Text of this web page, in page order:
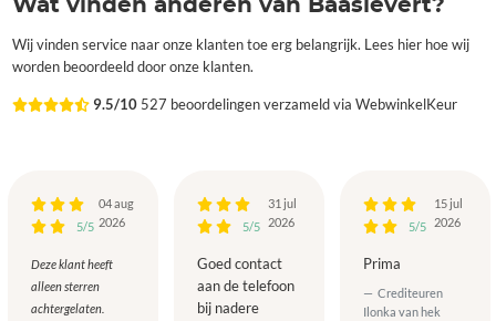
Wat vinden anderen van Baaslevert?
Wij vinden service naar onze klanten toe erg belangrijk. Lees hier hoe wij
worden beoordeeld door onze klanten.
9.5/10 527 beoordelingen verzameld via WebwinkelKeur
5/5
04 aug
2026
Deze klant heeft
alleen sterren
achtergelaten.
5/5
31 jul
2026
Goed contact
aan de telefoon
bij nadere
5/5
15 jul
2026
Prima
Crediteuren
Ilonka van hek